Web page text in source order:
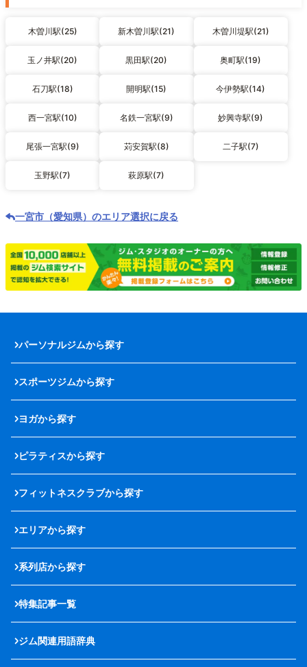
木曽川駅(25) 新木曽川駅(21) 木曽川堤駅(21)
玉ノ井駅(20) 黒田駅(20) 奥町駅(19)
石刀駅(18) 開明駅(15) 今伊勢駅(14)
西一宮駅(10) 名鉄一宮駅(9) 妙興寺駅(9)
尾張一宮駅(9) 苅安賀駅(8) 二子駅(7)
玉野駅(7) 萩原駅(7)
一宮市（愛知県）のエリア選択に戻る
パーソナルジムから探す
スポーツジムから探す
ヨガから探す
ピラティスから探す
フィットネスクラブから探す
エリアから探す
系列店から探す
特集記事一覧
ジム関連用語辞典